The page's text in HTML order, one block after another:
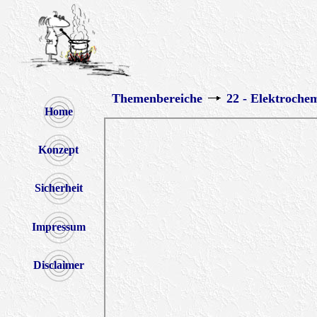
Home
Konzept
Sicherheit
Impressum
Disclaimer
Themenbereiche 22 -